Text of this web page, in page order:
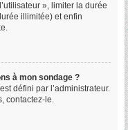
», limiter la durée
illimitée) et enfin
à mon sondage ?
défini par l’administrateur.
contactez-le.